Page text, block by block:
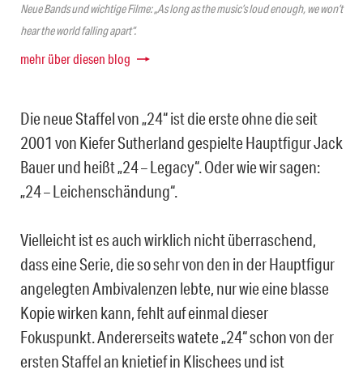
Neue Bands und wichtige Filme: „As long as the music’s loud enough, we won’t
hear the world falling apart“.
mehr über diesen blog
Die neue Staffel von „24“ ist die erste ohne die seit
2001 von Kiefer Sutherland gespielte Hauptfigur Jack
Bauer und heißt „24 – Legacy“. Oder wie wir sagen:
„24 – Leichenschändung“.
Vielleicht ist es auch wirklich nicht überraschend,
dass eine Serie, die so sehr von den in der Hauptfigur
angelegten Ambivalenzen lebte, nur wie eine blasse
Kopie wirken kann, fehlt auf einmal dieser
Fokuspunkt. Andererseits watete „24“ schon von der
ersten Staffel an knietief in Klischees und ist